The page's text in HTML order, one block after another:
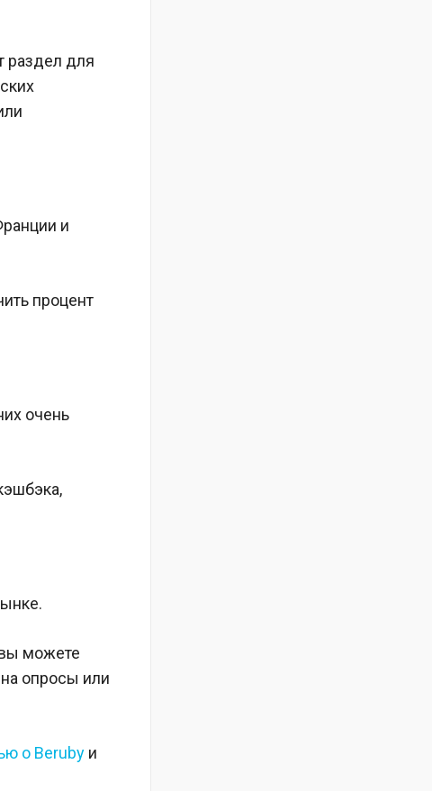
раздел для
и
процент
очень
вы можете
опросы или
о Beruby и